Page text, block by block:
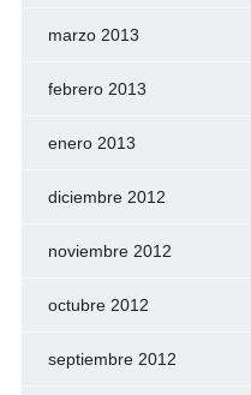
marzo 2013
febrero 2013
enero 2013
diciembre 2012
noviembre 2012
octubre 2012
septiembre 2012